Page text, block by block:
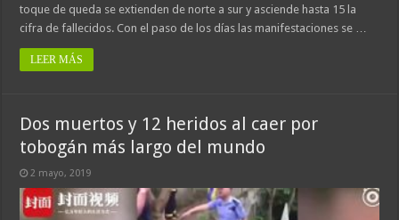
toque de queda se extienden de norte a sur y asciende hasta 15 la
cifra de fallecidos. Con el paso de los días las manifestaciones se …
LEER MÁS
Dos muertos y 12 heridos al caer por
tobogán más largo del mundo
2 mayo, 2019